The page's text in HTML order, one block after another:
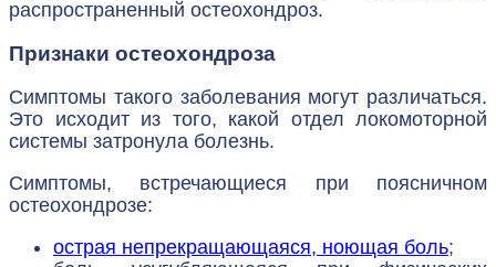
распространенный остеохондроз.
Признаки остеохондроза
Симптомы такого заболевания могут различаться.
Это исходит из того, какой отдел локомоторной
системы затронула болезнь.
Симптомы, встречающиеся при поясничном
остеохондрозе:
острая непрекращающаяся, ноющая боль;